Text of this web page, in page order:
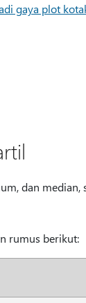
gaya plot
dan
rumus berikut: